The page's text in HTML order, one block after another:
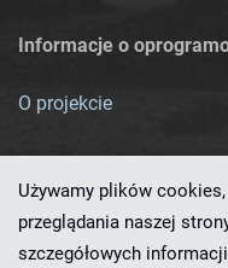
Informacje o
O projekcie
Używamy plików
przeglądania naszej
szczegółowych